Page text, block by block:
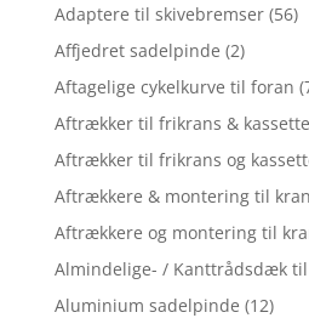
Adaptere til skivebremser (56)
Affjedret sadelpinde (2)
Aftagelige cykelkurve til foran
Aftrækker til frikrans &
Aftrækker til frikrans og
Aftrækkere & montering til
Aftrækkere og montering til
Almindelige- / Kanttrådsdæk til
Aluminium sadelpinde (12)